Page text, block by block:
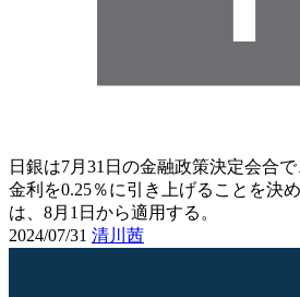
日銀は7月31日の金融政策決定会合
金利を0.25％に引き上げることを決
は、8月1日から適用する。
2024/07/31 清川茜